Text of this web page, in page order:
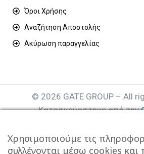
Όροι Χρήσης
Αναζήτηση Αποστολής
Ακύρωση παραγγελίας
© 2026 GATE GROUP – All
Κατασκεύαστηκε από την
Αριθμός Γ.Ε.ΜΗ. :
Χρησιμοποιούμε τις
συλλέγονται μέσω cookies